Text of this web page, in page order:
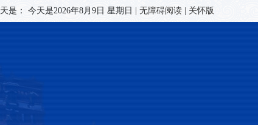
是： 今天是2026年8月9日 星期日 无障碍阅读 关怀版